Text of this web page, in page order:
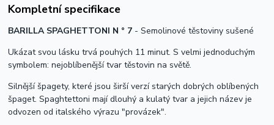
Kompletní specifikace
BARILLA SPAGHETTONI N ° 7 - Semolinové těstoviny sušené
Ukázat svou lásku trvá pouhých 11 minut. S velmi jednoduchým
symbolem: nejoblíbenější tvar těstovin na světě.
Silnější špagety, které jsou širší verzí starých dobrých oblíbených
špaget. Spaghtettoni mají dlouhý a kulatý tvar a jejich název je
odvozen od italského výrazu "provázek".